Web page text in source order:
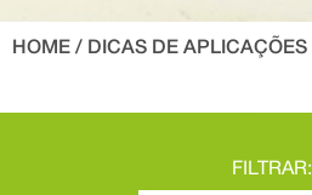
HOME / DICAS DE APLICAÇÕES
FILTRAR: